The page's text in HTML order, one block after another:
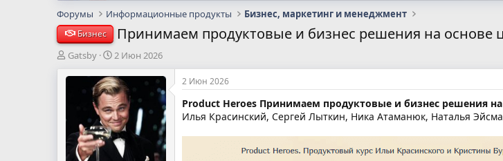
Форумы Информационные продукты Бизнес, маркетинг и менеджмент
Бизнес Принимаем продуктовые и бизнес решения на основе
А
т
м
ы
Gatsby
Д
т
а
н
а
ч
а
л
2 Июн 2026
2 Июн 2026
Product Heroes Принимаем продуктовые и бизнес решения
Илья Красинский, Сергей Лыткин, Ника Атаманюк, Наталья